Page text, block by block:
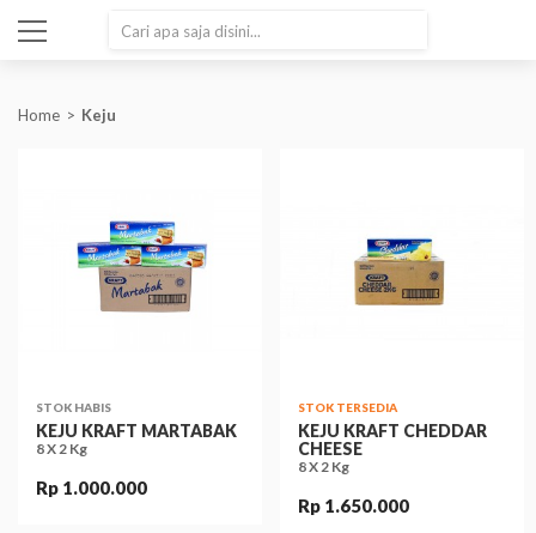
Home Keju
STOK HABIS
KEJU KRAFT MARTABAK
8 X 2 Kg
Rp 1.000.000
STOK TERSEDIA
KEJU KRAFT CHEDDAR
CHEESE
8 X 2 Kg
Rp 1.650.000